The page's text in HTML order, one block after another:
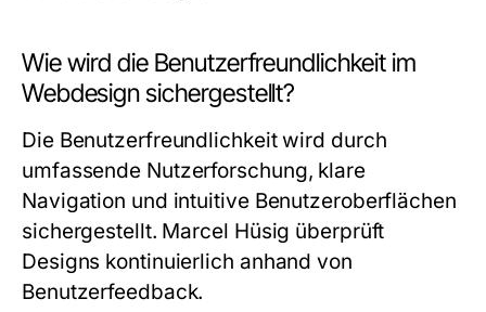
Wie wird die Benutzerfreundlichkeit im
Webdesign sichergestellt?
Die Benutzerfreundlichkeit wird durch
umfassende Nutzerforschung, klare
Navigation und intuitive Benutzeroberflächen
sichergestellt. Marcel Hüsig überprüft
Designs kontinuierlich anhand von
Benutzerfeedback.